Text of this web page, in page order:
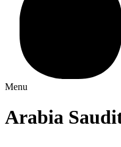
Menu
Arabia